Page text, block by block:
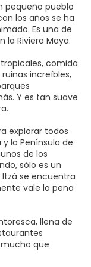
pequeño pueblo
los años se ha
Es una de
la Riviera Maya.
comida
increíbles,
Y es tan suave
explorar todos
la Península de
de los
sólo es un
se encuentra
vale la pena
llena de
que